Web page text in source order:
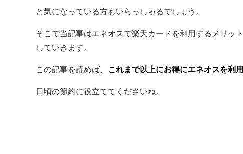
と気になっている方もいらっしゃるでしょう。
そこで当記事はエネオスで楽天カードを利用するメリッ
していきます。
この記事を読めば、 これまで以上にお得にエネオスを利
日頃の節約に役立ててくださいね。